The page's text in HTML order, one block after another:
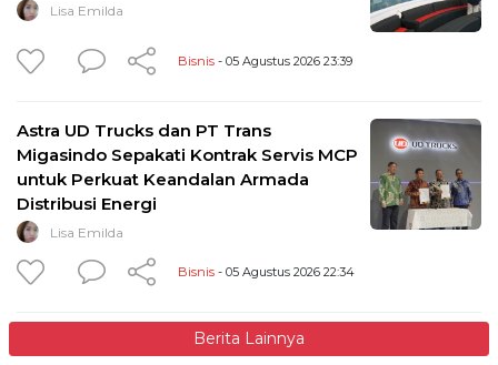
Lisa Emilda
Bisnis - 05 Agustus 2026 23:39
Astra UD Trucks dan PT Trans
Migasindo Sepakati Kontrak Servis MCP
untuk Perkuat Keandalan Armada
Distribusi Energi
Lisa Emilda
Bisnis - 05 Agustus 2026 22:34
Berita Lainnya